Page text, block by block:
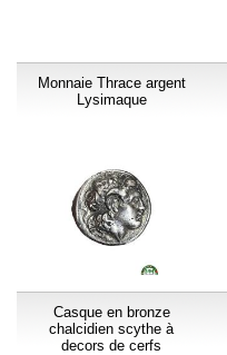
Monnaie Thrace argent
Lysimaque
Casque en bronze
chalcidien scythe à
decors de cerfs